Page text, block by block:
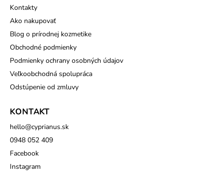
Kontakty
Ako nakupovať
Blog o prírodnej kozmetike
Obchodné podmienky
Podmienky ochrany osobných údajov
Veľkoobchodná spolupráca
Odstúpenie od zmluvy
KONTAKT
hello@cyprianus.sk
0948 052 409
Facebook
Instagram